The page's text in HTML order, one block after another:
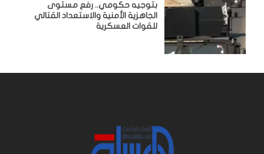
بتوجيه حكومي.. رفع مستوى
الجاهزية الأمنية والاستعداد القتالي
للقوات العسكرية